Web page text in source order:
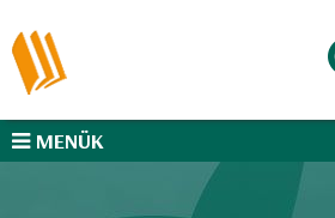
MENÜK